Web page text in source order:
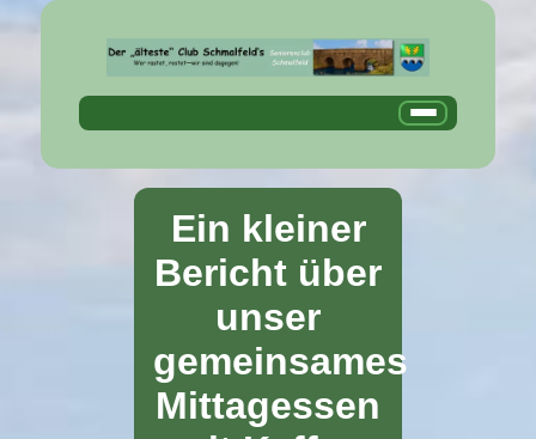
Ein kleiner
Bericht über
unser
gemeinsames
Mittagessen